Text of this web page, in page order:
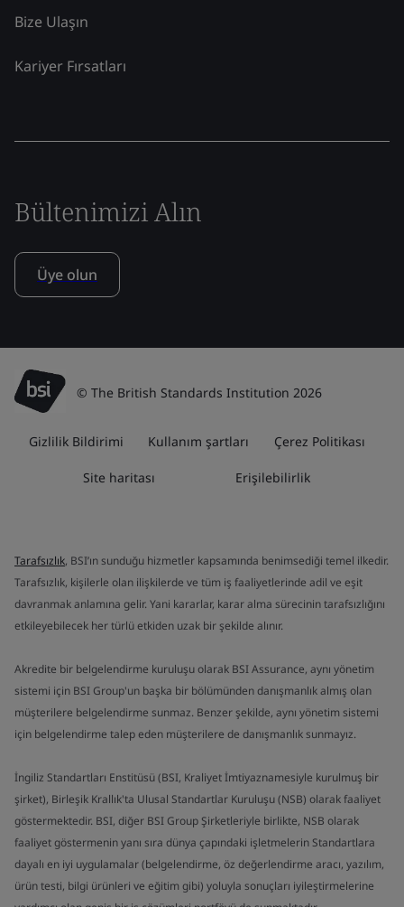
Bize Ulaşın
Kariyer Fırsatları
Bültenimizi Alın
Üye olun
© The British Standards Institution 2026
Gizlilik Bildirimi Kullanım şartları Çerez Politikası
Site haritası Erişilebilirlik
Tarafsızlık, BSI’ın sunduğu hizmetler kapsamında benimsediği temel ilkedir.
Tarafsızlık, kişilerle olan ilişkilerde ve tüm iş faaliyetlerinde adil ve eşit
davranmak anlamına gelir. Yani kararlar, karar alma sürecinin tarafsızlığını
etkileyebilecek her türlü etkiden uzak bir şekilde alınır.
Akredite bir belgelendirme kuruluşu olarak BSI Assurance, aynı yönetim
sistemi için BSI Group'un başka bir bölümünden danışmanlık almış olan
müşterilere belgelendirme sunmaz. Benzer şekilde, aynı yönetim sistemi
için belgelendirme talep eden müşterilere de danışmanlık sunmayız.
İngiliz Standartları Enstitüsü (BSI, Kraliyet İmtiyaznamesiyle kurulmuş bir
şirket), Birleşik Krallık'ta Ulusal Standartlar Kuruluşu (NSB) olarak faaliyet
göstermektedir. BSI, diğer BSI Group Şirketleriyle birlikte, NSB olarak
faaliyet göstermenin yanı sıra dünya çapındaki işletmelerin Standartlara
dayalı en iyi uygulamalar (belgelendirme, öz değerlendirme aracı, yazılım,
ürün testi, bilgi ürünleri ve eğitim gibi) yoluyla sonuçları iyileştirmelerine